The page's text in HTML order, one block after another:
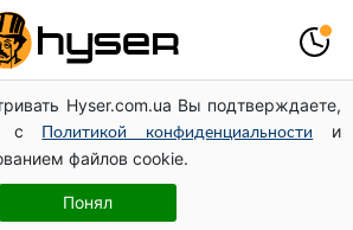
Hyser.com.ua Вы подтверждаете,
с
Политикой конфиденциальности
и
файлов cookie.
Понял
у цікавих позах змусила відвисати
– було лише початком
Мішина перестаралася і блиснула
широко розсунула